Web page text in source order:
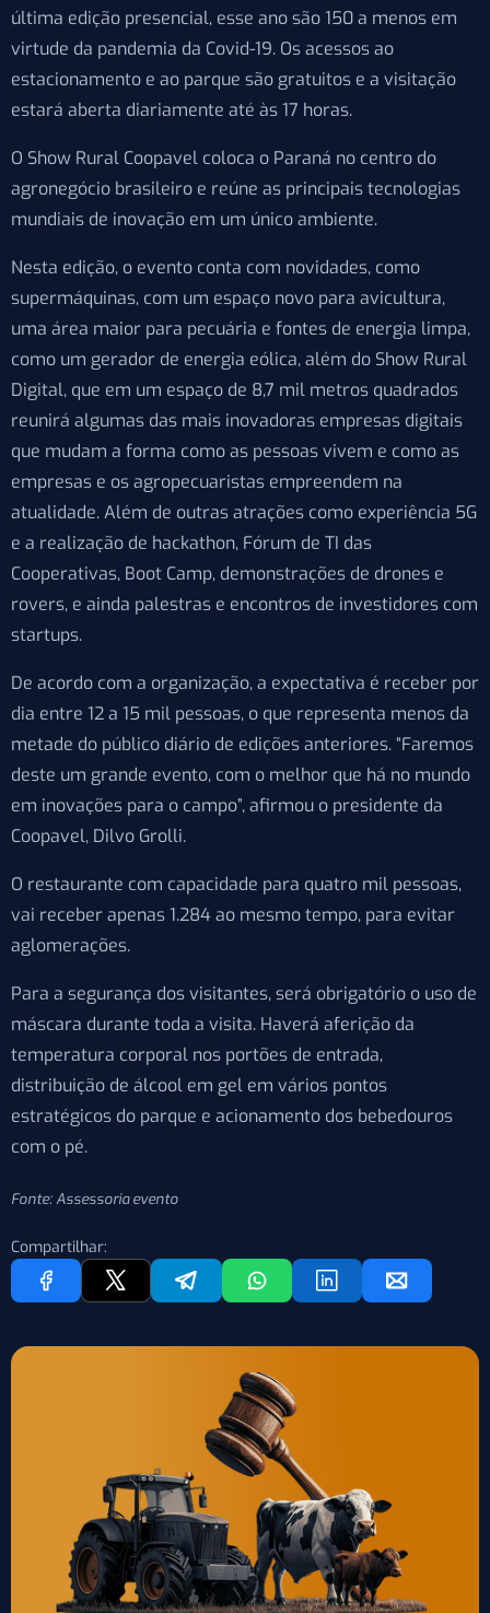
última edição presencial, esse ano são 150 a menos em
virtude da pandemia da Covid-19. Os acessos ao
estacionamento e ao parque são gratuitos e a visitação
estará aberta diariamente até às 17 horas.
O Show Rural Coopavel coloca o Paraná no centro do
agronegócio brasileiro e reúne as principais tecnologias
mundiais de inovação em um único ambiente.
Nesta edição, o evento conta com novidades, como
supermáquinas, com um espaço novo para avicultura,
uma área maior para pecuária e fontes de energia limpa,
como um gerador de energia eólica, além do Show Rural
Digital, que em um espaço de 8,7 mil metros quadrados
reunirá algumas das mais inovadoras empresas digitais
que mudam a forma como as pessoas vivem e como as
empresas e os agropecuaristas empreendem na
atualidade. Além de outras atrações como experiência 5G
e a realização de hackathon, Fórum de TI das
Cooperativas, Boot Camp, demonstrações de drones e
rovers, e ainda palestras e encontros de investidores com
startups.
De acordo com a organização, a expectativa é receber por
dia entre 12 a 15 mil pessoas, o que representa menos da
metade do público diário de edições anteriores. “Faremos
deste um grande evento, com o melhor que há no mundo
em inovações para o campo”, afirmou o presidente da
Coopavel, Dilvo Grolli.
O restaurante com capacidade para quatro mil pessoas,
vai receber apenas 1.284 ao mesmo tempo, para evitar
aglomerações.
Para a segurança dos visitantes, será obrigatório o uso de
máscara durante toda a visita. Haverá aferição da
temperatura corporal nos portões de entrada,
distribuição de álcool em gel em vários pontos
estratégicos do parque e acionamento dos bebedouros
com o pé.
Fonte: Assessoria evento
Compartilhar: